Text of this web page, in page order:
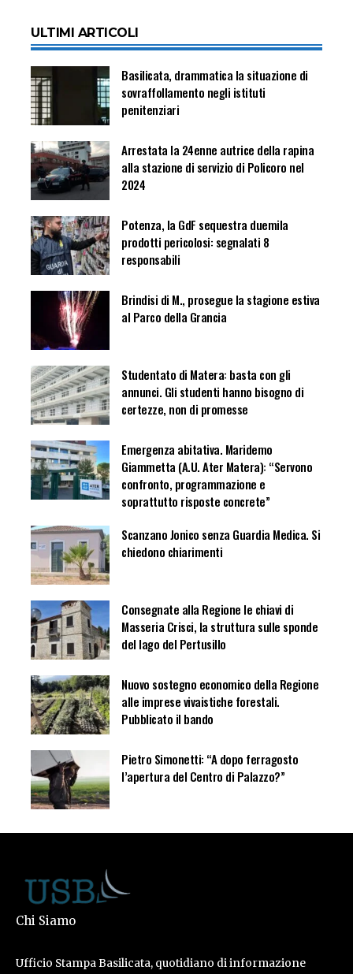
ULTIMI ARTICOLI
Basilicata, drammatica la situazione di
sovraffollamento negli istituti
penitenziari
Arrestata la 24enne autrice della rapina
alla stazione di servizio di Policoro nel
2024
Potenza, la GdF sequestra duemila
prodotti pericolosi: segnalati 8
responsabili
Brindisi di M., prosegue la stagione estiva
al Parco della Grancia
Studentato di Matera: basta con gli
annunci. Gli studenti hanno bisogno di
certezze, non di promesse
Emergenza abitativa. Maridemo
Giammetta (A.U. Ater Matera): “Servono
confronto, programmazione e
soprattutto risposte concrete”
Scanzano Jonico senza Guardia Medica. Si
chiedono chiarimenti
Consegnate alla Regione le chiavi di
Masseria Crisci, la struttura sulle sponde
del lago del Pertusillo
Nuovo sostegno economico della Regione
alle imprese vivaistiche forestali.
Pubblicato il bando
Pietro Simonetti: “A dopo ferragosto
l’apertura del Centro di Palazzo?”
Chi Siamo
Ufficio Stampa Basilicata, quotidiano di informazione